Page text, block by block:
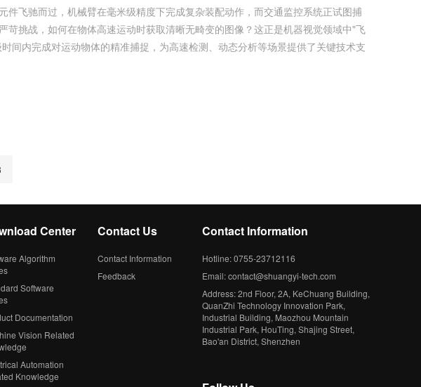
飞驰而过，机械臂在毫米级精度下完成复杂装配动作，而交通监控系统正试图捕
挑战，如何在物体高速运动时获取清晰无畸变的图像？这正是机器视觉领域中"飞
间内完成对运动物体的精准捕捉，为高速检测、动态分析等场景提供了关键技术支
Center
Algorithm
Software
Documentation
Vision Related
Automation
Knowledge
Contact Us
Contact Information
Feedback
Contact Information
Hotline: 0755-23712116
Email: contact@shuangyi-tech.com
Address: 2nd Floor, 2A, KeChuang Building,
QuanZhi Technology Innovation Park,
Industrial Building, Maozhou Mountain
Industrial Park, HouTing, Shajing Street,
Bao'an District, Shenzhen